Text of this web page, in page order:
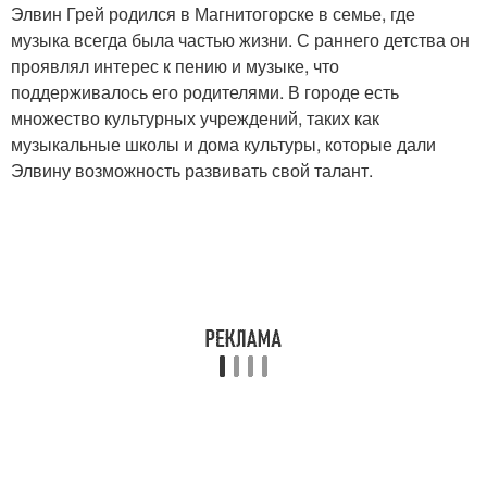
Элвин Грей родился в Магнитогорске в семье, где
музыка всегда была частью жизни. С раннего детства он
проявлял интерес к пению и музыке, что
поддерживалось его родителями. В городе есть
множество культурных учреждений, таких как
музыкальные школы и дома культуры, которые дали
Элвину возможность развивать свой талант.